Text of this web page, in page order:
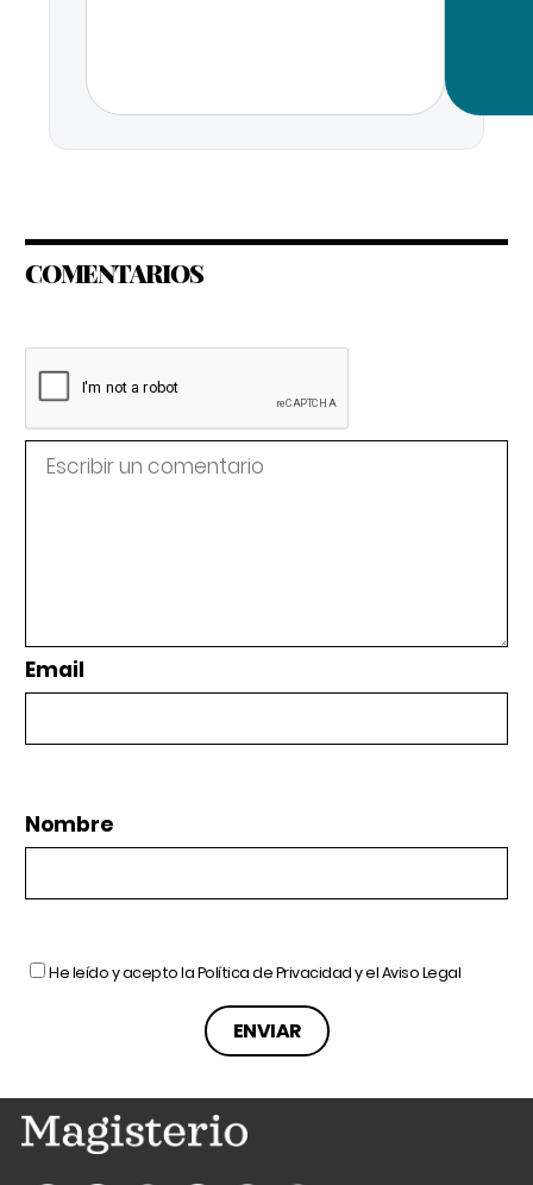
COMENTARIOS
Email
Nombre
He leído y acepto laPolítica de Privacidady elAviso Legal